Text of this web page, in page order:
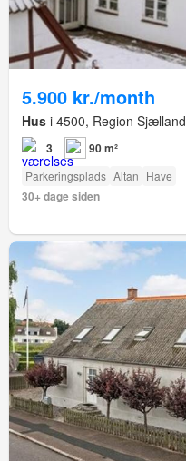
5.900 kr./month
Hus i 4500, Region Sjælland
3 90 m²
Parkeringsplads Altan Have
30+ dage siden